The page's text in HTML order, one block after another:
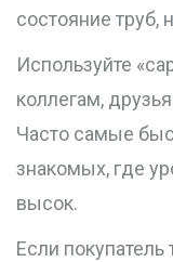
состояние труб,
Используйте
коллегам,
Часто самые
знакомых, где
высок.
Если покупатель